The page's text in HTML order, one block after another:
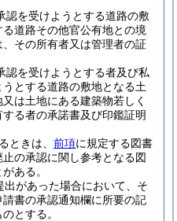
認を受けようとする道路の敷
道路その他官公有地との境
その所有者又は管理者の証
認を受けようとする者及び私
とする道路の敷地となる土
は土地にある建築物若しく
る者の承諾書及び印鑑証明
ときは、 前項に規定する図書
の承認に関し参考となる図
ある。
出があった場合において、そ
書の承認通知欄に所要の記
とする。